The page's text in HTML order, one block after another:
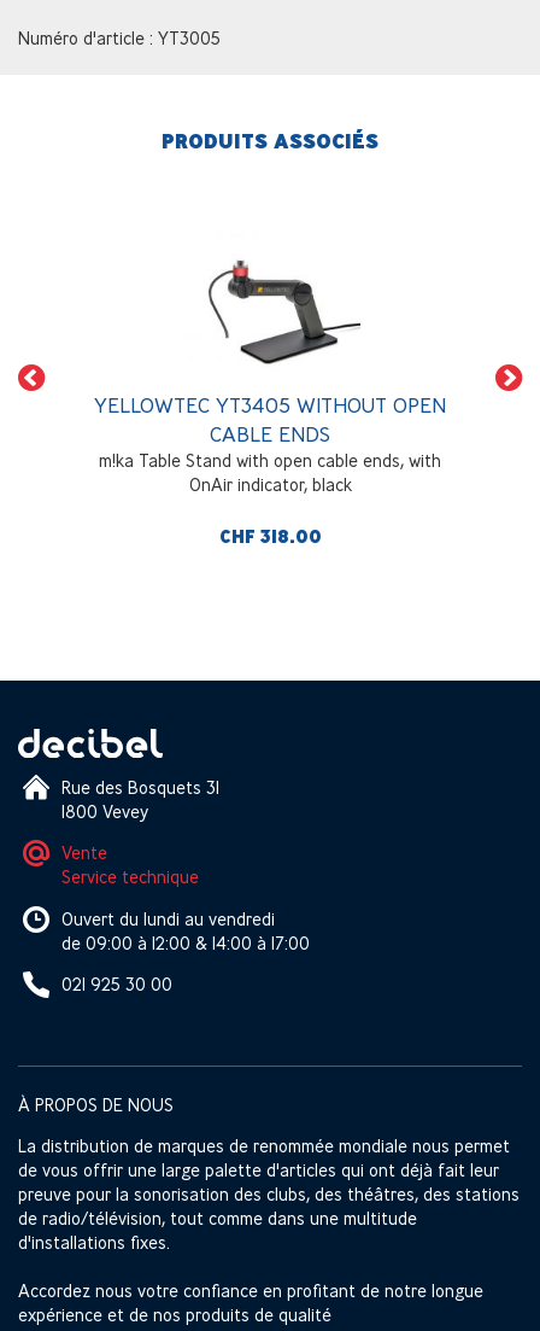
Numéro d'article : YT3005
PRODUITS ASSOCIÉS
YELLOWTEC YT3405 WITHOUT OPEN
CABLE ENDS
m!ka Table Stand with open cable ends, with
OnAir indicator, black
CHF 318.00
Rue des Bosquets 31
1800 Vevey
Vente
Service technique
Ouvert du lundi au vendredi
de 09:00 à 12:00 & 14:00 à 17:00
021 925 30 00
À PROPOS DE NOUS
La distribution de marques de renommée mondiale nous permet
de vous offrir une large palette d'articles qui ont déjà fait leur
preuve pour la sonorisation des clubs, des théâtres, des stations
de radio/télévision, tout comme dans une multitude
d'installations fixes.
Accordez nous votre confiance en profitant de notre longue
expérience et de nos produits de qualité